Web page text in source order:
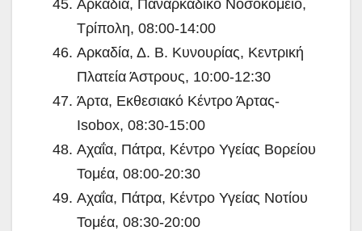
Αρκαδία, Παναρκαδικό Νοσοκομείο,
Τρίπολη, 08:00-14:00
Αρκαδία, Δ. Β. Κυνουρίας, Κεντρική
Πλατεία Άστρους, 10:00-12:30
Άρτα, Εκθεσιακό Κέντρο Άρτας-
Isobox, 08:30-15:00
Αχαΐα, Πάτρα, Κέντρο Υγείας Βορείου
Τομέα, 08:00-20:30
Αχαΐα, Πάτρα, Κέντρο Υγείας Νοτίου
Τομέα, 08:30-20:00